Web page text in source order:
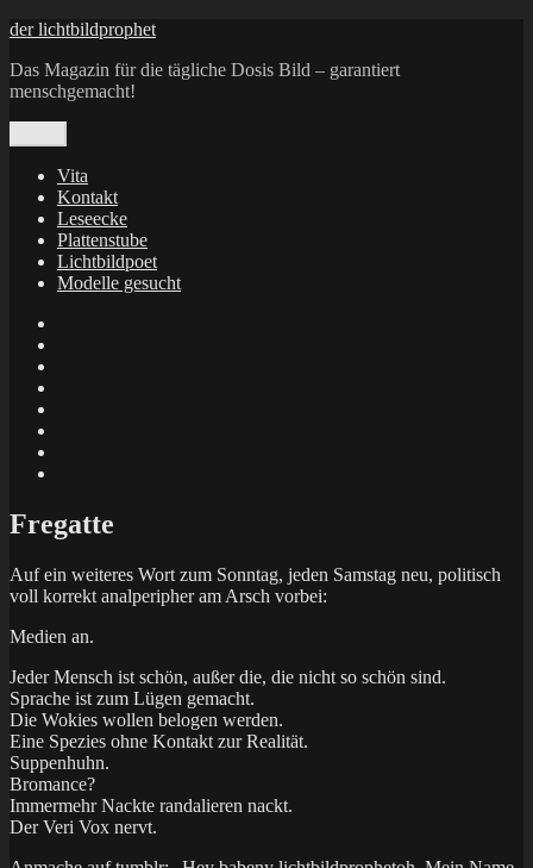
Zum
springen
der lichtbildprophet
Das Magazin für die tägliche Dosis Bild – garantiert
menschgemacht!
Vita
Kontakt
Leseecke
Plattenstube
Lichtbildpoet
Modelle gesucht
X
Fregatte
Auf ein weiteres Wort zum Sonntag, jeden Samstag neu, politisch
voll korrekt analperipher am Arsch vorbei:
Medien an.
Jeder Mensch ist schön, außer die, die nicht so schön sind.
Sprache ist zum Lügen gemacht.
Die Wokies wollen belogen werden.
Eine Spezies ohne Kontakt zur Realität.
Suppenhuhn.
Bromance?
Immermehr Nackte randalieren nackt.
Der Veri Vox nervt.